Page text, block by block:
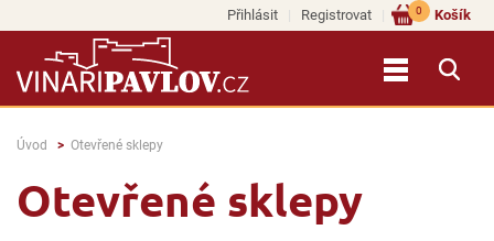
Přihlásit Registrovat Košík
0
Úvod Otevřené sklepy
Otevřené sklepy